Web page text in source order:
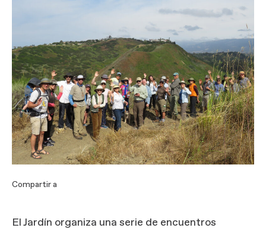
El Jardín organiza una serie de encuentros
Compartir a